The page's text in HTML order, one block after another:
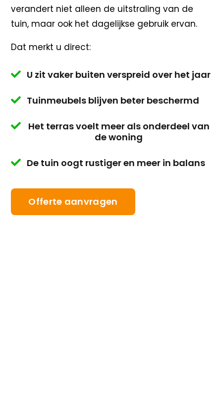
verandert niet alleen de uitstraling van de
tuin, maar ook het dagelijkse gebruik ervan.
Dat merkt u direct:
 U zit vaker buiten verspreid over het jaar
 Tuinmeubels blijven beter beschermd

Het terras voelt meer als onderdeel van
de woning
 De tuin oogt rustiger en meer in balans
Offerte aanvragen